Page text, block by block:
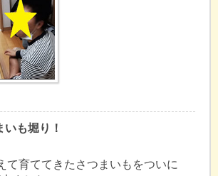
も堀り！
て育ててきたさつまいもをついに